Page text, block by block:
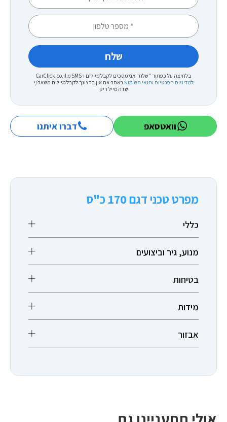
בלחיצה על כפתור "שלח" אני מסכים לקבל מיילים ו-SMS מ CarClick.co.il
למדיניות הפרטיות ותנאי השימושבאתר אם אין ברצונך לקבל מיילים השאר/י
שדה מייל ריק
וואטסאפ דברו איתנו
מפרט טכני דגם 170 כ"ס
כללי
מנוע, גיר וביצועים
בטיחות
מידות
אבזור